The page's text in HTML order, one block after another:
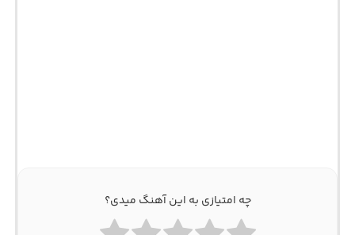
چه امتیازی به این آهنگ میدی؟